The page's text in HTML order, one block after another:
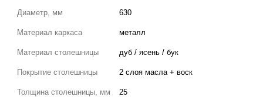
Диаметр, мм 630
Материал каркаса металл
Материал столешницы дуб / ясень / бук
Покрытие столешницы 2 слоя масла + воск
Толщина столешницы, мм 25